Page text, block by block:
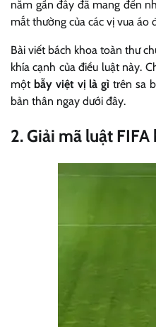
năm gần đây đã mang đến
mắt thường của các vị vua áo
Bài viết bách khoa toàn thư
khía cạnh của điều luật này.
một bẫy việt vị là gì trên sa
bản thân ngay dưới đây.
2. Giải mã luật